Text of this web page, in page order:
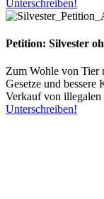
Unterschreiben!
Petition: Silvester
Zum Wohle von Tier
Gesetze und
Verkauf von
Unterschreiben!